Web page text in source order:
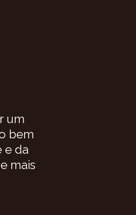
um
bem
e da
mais